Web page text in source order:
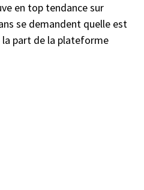
en top tendance sur
se demandent quelle est
part de la plateforme